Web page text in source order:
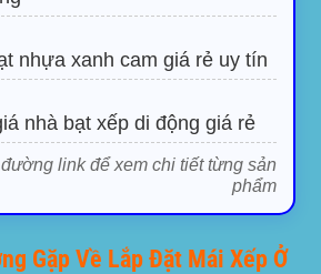
nhựa xanh cam giá rẻ uy tín
nhà bạt xếp di động giá rẻ
link để xem chi tiết từng sản
phẩm
Gặp Về Lắp Đặt Mái Xếp Ở